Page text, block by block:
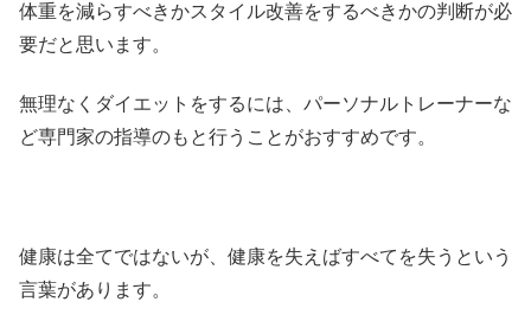
体重を減らすべきかスタイル改善をするべきかの判断が必
要だと思います。
無理なくダイエットをするには、パーソナルトレーナーな
ど専門家の指導のもと行うことがおすすめです。
健康は全てではないが、健康を失えばすべてを失うという
言葉があります。